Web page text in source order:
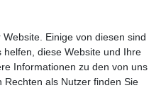
| AGB | Impressum
Einige von diesen sind
diese Website und Ihre
Informationen zu den von uns
als Nutzer finden Sie